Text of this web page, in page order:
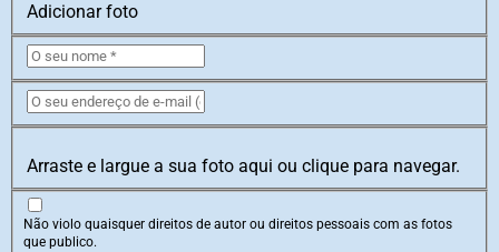
Adicionar foto
Arraste e largue a sua foto aqui ou clique para navegar.
Não violo quaisquer direitos de autor ou direitos pessoais com as fotos
que publico.